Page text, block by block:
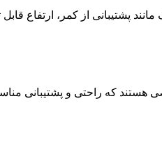
پشتیبانی از کمر، ارتفاع
که راحتی و پشتیبانی